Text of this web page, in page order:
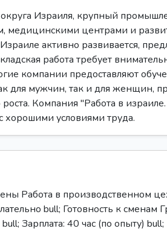
Израиля, крупный
медицинскими центрами и
активно развивается,
работа требует
компании предоставляют
для мужчин, так и для женщин,
Компания "Работа в
хорошими условиями труда.
Работа в производственном
bull; Готовность к сменам
Зарплата: 40 час (по опыту)